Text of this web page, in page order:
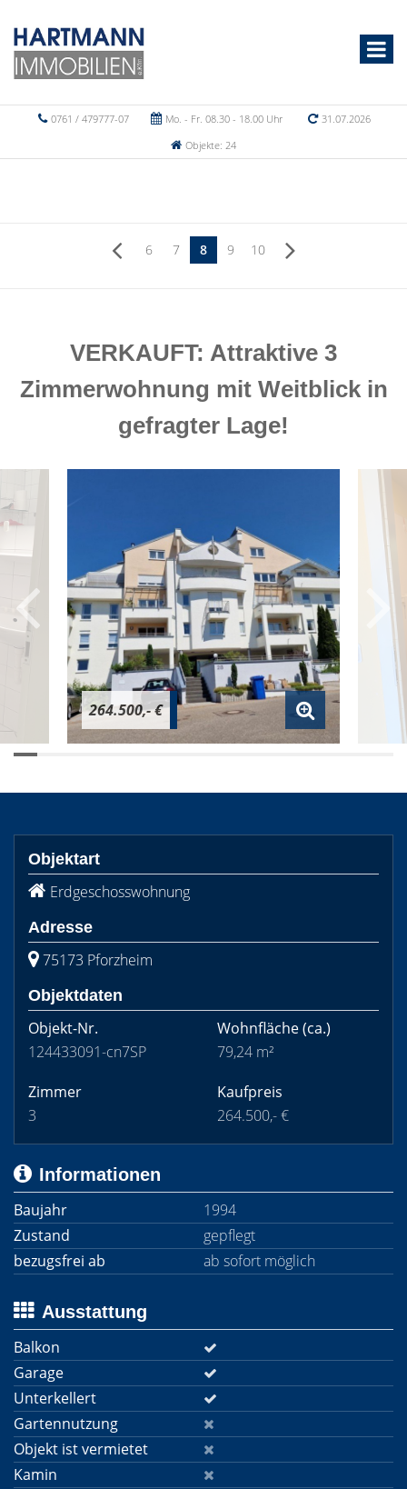
0761 / 479777-07 Mo. - Fr. 08.30 - 18.00 Uhr
31.07.2026
Objekte: 24
6 7 8 9 10
VERKAUFT: Attraktive 3
Zimmerwohnung mit Weitblick in
gefragter Lage!
264.500,- €
Objektart
Erdgeschosswohnung
Adresse
75173 Pforzheim
Objektdaten
Objekt-Nr.
124433091-cn7SP
Wohnfläche(ca.)
79,24 m²
Zimmer
3
Kaufpreis
264.500,- €
Informationen
Baujahr
1994
Zustand
gepflegt
bezugsfrei ab
ab sofort möglich
Ausstattung
Balkon
Garage
Unterkellert
Gartennutzung
Objekt ist vermietet
Kamin